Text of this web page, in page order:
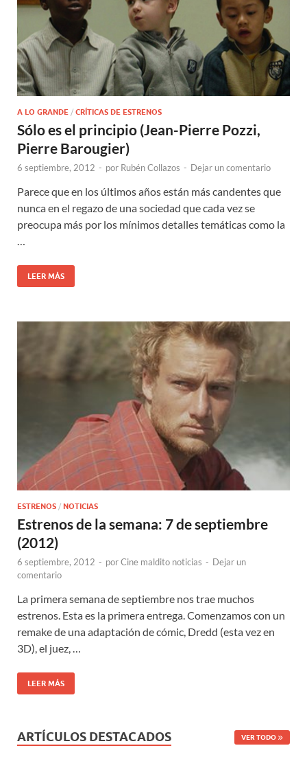
A LO GRANDE / CRÍTICAS DE ESTRENOS
Sólo es el principio (Jean-Pierre Pozzi,
Pierre Barougier)
6 septiembre, 2012 - por Rubén Collazos - Dejar un comentario
Parece que en los últimos años están más candentes que
nunca en el regazo de una sociedad que cada vez se
preocupa más por los mínimos detalles temáticas como la
…
LEER MÁS
ESTRENOS / NOTICIAS
Estrenos de la semana: 7 de septiembre
(2012)
6 septiembre, 2012 - porCine maldito noticias - Dejar un
comentario
La primera semana de septiembre nos trae muchos
estrenos. Esta es la primera entrega. Comenzamos con un
remake de una adaptación de cómic, Dredd (esta vez en
3D), el juez, …
LEER MÁS
ARTÍCULOS DESTACADOS VER TODO